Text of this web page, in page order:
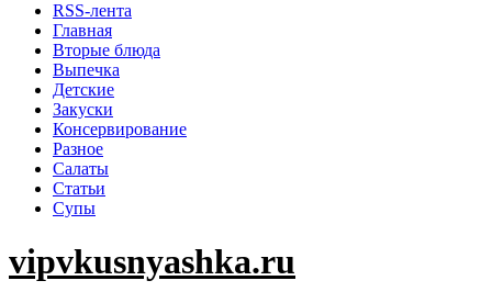
RSS-лента
Главная
Вторые блюда
Выпечка
Детские
Закуски
Консервирование
Разное
Салаты
Статьи
Супы
vipvkusnyashka.ru